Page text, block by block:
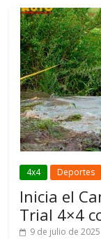
4x4 Deportes
Inicia el
Trial 4×4
9 de julio de 2025